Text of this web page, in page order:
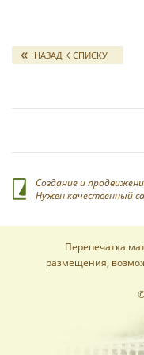
*
*
НАЗАД К СПИСКУ
Создание и
Нужен качественный
Перепечатка
размещения,